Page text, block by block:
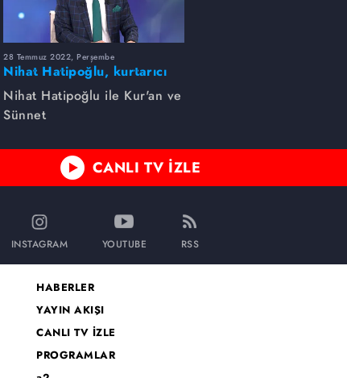
28 Temmuz 2022, Perşembe
Nihat Hatipoğlu, kurtarıcı
amelleri anlatıyor...
Nihat Hatipoğlu ile Kur'an ve
Sünnet
CANLI TV İZLE
INSTAGRAM YOUTUBE RSS
HABERLER
YAYIN AKIŞI
CANLI TV İZLE
PROGRAMLAR